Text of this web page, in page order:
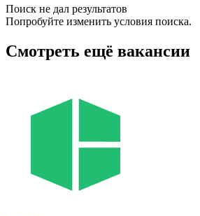
Поиск не дал результатов
Попробуйте изменить условия поиска.
Смотреть ещё вакансии